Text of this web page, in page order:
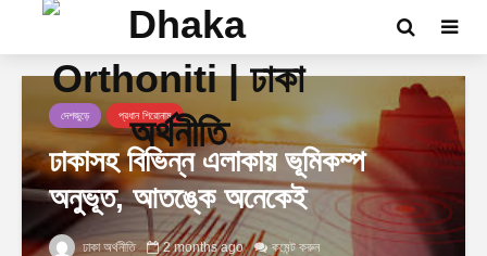
দেশজুড়ে প্রধান শিরোনাম
ঢাকাসহ বিভিন্ন এলাকায় ভূমিকম্প
অনুভূত, আতঙ্কে অনেকেই
ঢাকা অর্থনীতি 2 months ago
কমেন্ট করুন